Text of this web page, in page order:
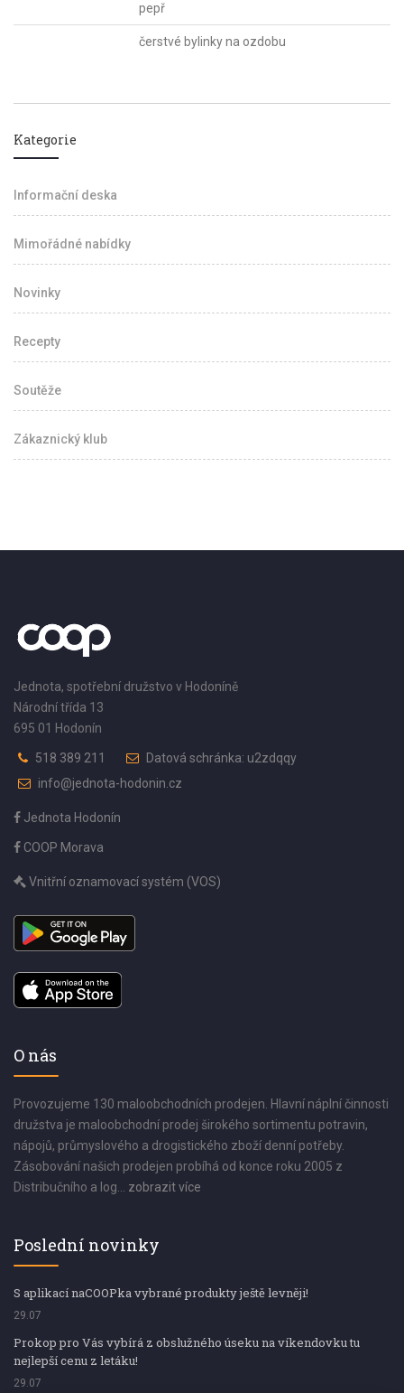
pepř
čerstvé bylinky na ozdobu
Kategorie
Informační deska
Mimořádné nabídky
Novinky
Recepty
Soutěže
Zákaznický klub
Jednota, spotřební družstvo v Hodoníně
Národní třída 13
695 01 Hodonín
518 389 211
Datová schránka: u2zdqqy
info@jednota-hodonin.cz
Jednota Hodonín
COOP Morava
Vnitřní oznamovací systém (VOS)
O nás
Provozujeme 130 maloobchodních prodejen. Hlavní náplní činnosti
družstva je maloobchodní prodej širokého sortimentu potravin,
nápojů, průmyslového a drogistického zboží denní potřeby.
Zásobování našich prodejen probíhá od konce roku 2005 z
Distribučního a log... zobrazit více
Poslední novinky
S aplikací naCOOPka vybrané produkty ještě levněji!
29.07
Prokop pro Vás vybírá z obslužného úseku na víkendovku tu
nejlepší cenu z letáku!
29.07